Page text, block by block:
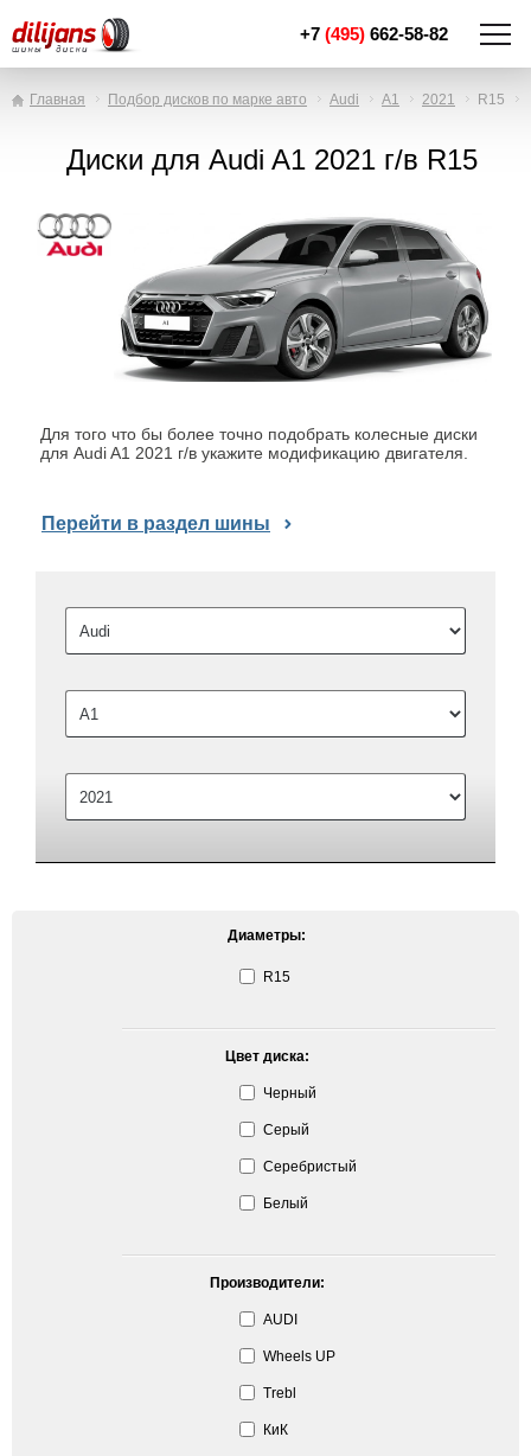
+7 (495) 662-58-82
Главная Подбор дисков по марке авто Audi A1 2021 R15
Диски для Audi A1 2021 г/в R15
Для того что бы более точно подобрать колесные диски
для Audi A1 2021 г/в укажите модификацию двигателя.
Перейти в раздел шины
Диаметры:
R15
Цвет диска:
Черный
Серый
Серебристый
Белый
Производители:
AUDI
Wheels UP
Trebl
КиК